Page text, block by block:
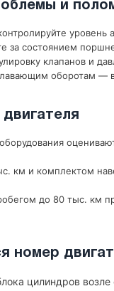
и
уровень
состоянием
клапанов и
оборотам
двигателя
км и комплектом
до 80 тыс. км
номер
цилиндров